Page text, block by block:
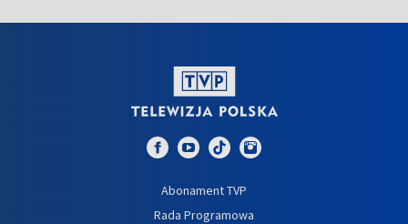
Abonament TVP
Rada Programowa